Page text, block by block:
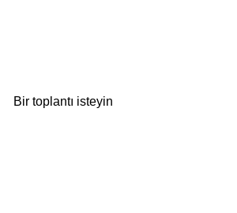
Bir toplantı isteyin